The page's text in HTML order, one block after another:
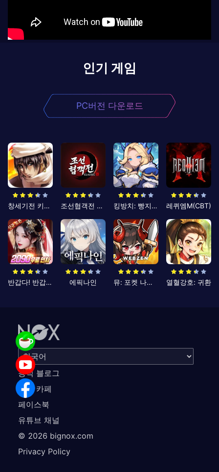
인기 게임
PC버전 다운로드
창세기전 키우기 조선협객전 클래식 킹방치: 빵지의 제왕 레퀴엠M(CBT)
반갑다! 반갑삼국지 에픽나인 뮤: 포켓 나이츠 열혈강호: 귀환
공식 블로그
공식 카페
페이스북
유튜브 채널
© 2026 bignox.com
Privacy Policy